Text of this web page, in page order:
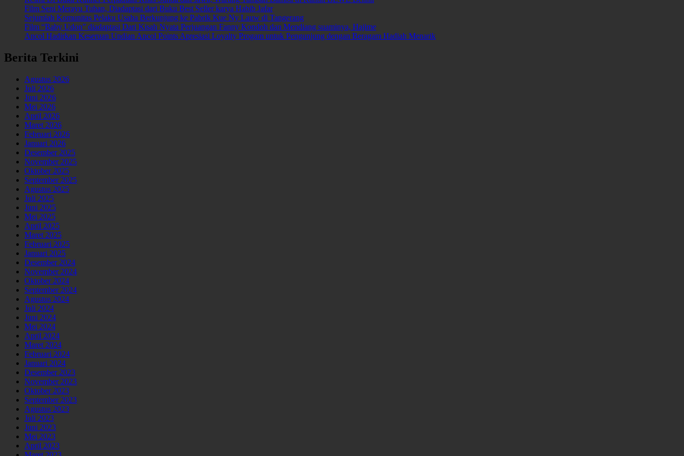
Film Seni Merayu Tuhan, Diadaptasi dari Buku Best Seller karya Habib Jafar
Sejumlah Komunitas Pelaku Usaha Berkunjung ke Pabrik Kue Ny Lauw di Tangerang
Film “Baby Udon” diadaptasi Dari Kisah Nyata Perjuangan Fanny Kondoh dan Mendiang suaminya, Hajime
Ancol Hadirkan Keseruan Undian Ancol Points Apresiasi Loyalty Progam untuk Pengunjung dengan Beragam Hadiah Menarik
Berita Terkini
Agustus 2026
Juli 2026
Juni 2026
Mei 2026
April 2026
Maret 2026
Februari 2026
Januari 2026
Desember 2025
November 2025
Oktober 2025
September 2025
Agustus 2025
Juli 2025
Juni 2025
Mei 2025
April 2025
Maret 2025
Februari 2025
Januari 2025
Desember 2024
November 2024
Oktober 2024
September 2024
Agustus 2024
Juli 2024
Juni 2024
Mei 2024
April 2024
Maret 2024
Februari 2024
Januari 2024
Desember 2023
November 2023
Oktober 2023
September 2023
Agustus 2023
Juli 2023
Juni 2023
Mei 2023
April 2023